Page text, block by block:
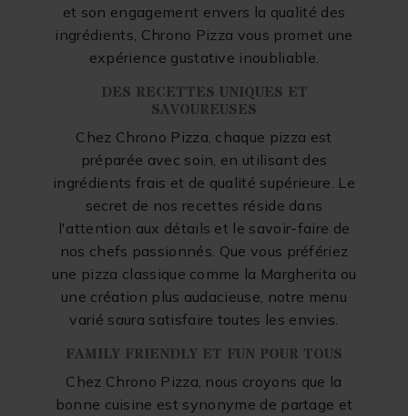
et son engagement envers la qualité des
ingrédients, Chrono Pizza vous promet une
expérience gustative inoubliable.
DES RECETTES UNIQUES ET
SAVOUREUSES
Chez Chrono Pizza, chaque pizza est
préparée avec soin, en utilisant des
ingrédients frais et de qualité supérieure. Le
secret de nos recettes réside dans
l'attention aux détails et le savoir-faire de
nos chefs passionnés. Que vous préfériez
une pizza classique comme la Margherita ou
une création plus audacieuse, notre menu
varié saura satisfaire toutes les envies.
FAMILY FRIENDLY ET FUN POUR TOUS
Chez Chrono Pizza, nous croyons que la
bonne cuisine est synonyme de partage et